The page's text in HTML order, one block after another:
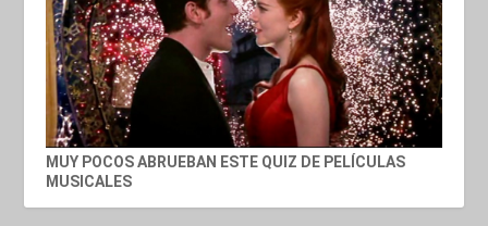
MUY POCOS ABRUEBAN ESTE QUIZ DE PELÍCULAS
MUSICALES